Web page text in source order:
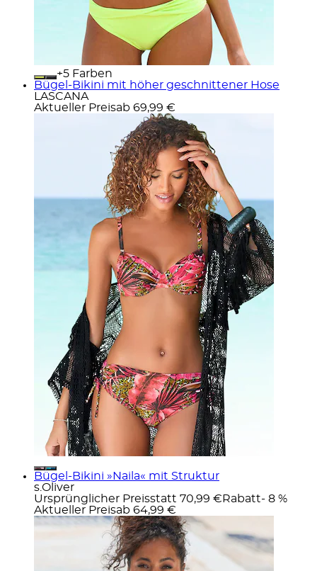
+
Farben
Bügel-Bikini mit höher geschnittener Hose
LASCANA
Aktueller Preisab 69,99 €
Bügel-Bikini »Naila« mit Struktur
s.Oliver
Ursprünglicher Preisstatt 70,99 € Rabatt- 8 %
Aktueller Preisab 64,99 €